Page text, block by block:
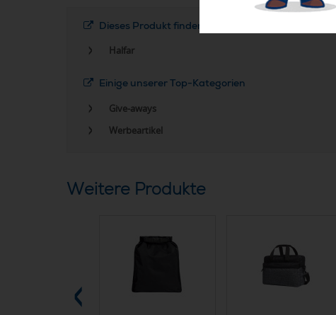
Dieses Produkt finden Sie in folgenden Kategorien
Halfar
Einige unserer Top-Kategorien
Give-aways
Werbeartikel
Weitere Produkte